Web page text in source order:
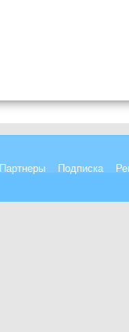
Партнеры Подписка